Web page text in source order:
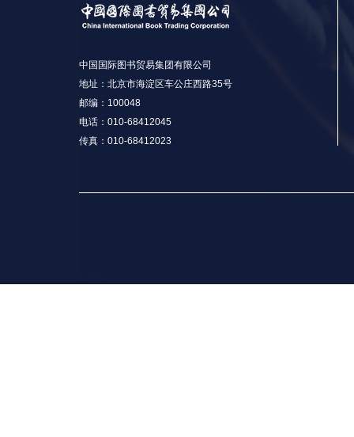
中国国际图书贸易集团有限公司
地址：北京市海淀区车公庄西路35号
邮编：100048
电话：010-68412045
传真：010-68412023